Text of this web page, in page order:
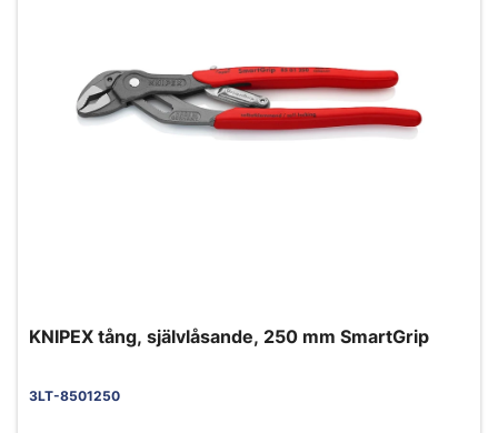
KNIPEX tång, självlåsande, 250 mm SmartGrip
3LT-8501250